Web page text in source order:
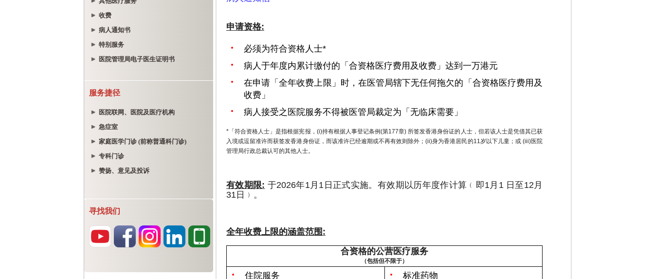
收费
病人通知书
特别服务
医院管理局电子医生证明书
服务捷径
医院联网、医院及医疗机构
急症室
家庭医学门诊 (前称普通科门诊)
专科门诊
赞扬、意见及投诉
寻找我们